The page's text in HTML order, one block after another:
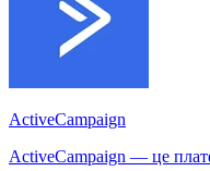
ActiveCampaign
ActiveCampaign — це